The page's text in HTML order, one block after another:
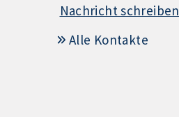
Nachricht schreiben
Alle Kontakte